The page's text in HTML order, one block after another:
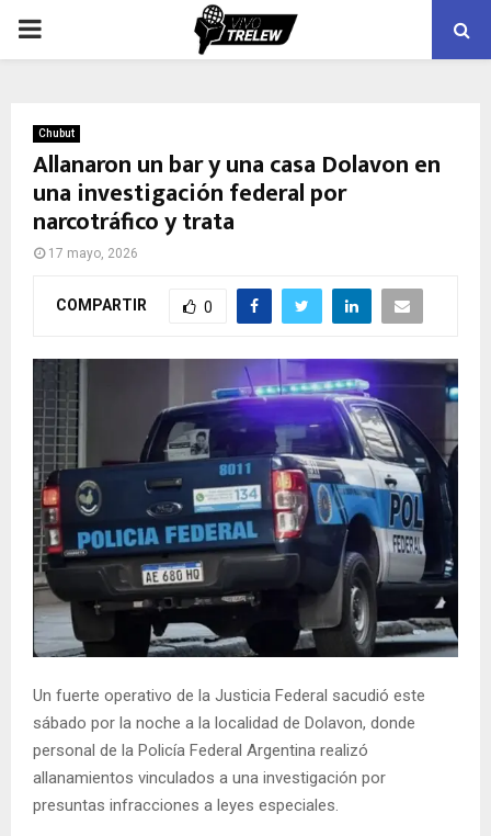
PRIMARY
Chubut
Allanaron un bar y una casa Dolavon en
una investigación federal por
narcotráfico y trata
17 mayo, 2026
COMPARTIR 0
Un fuerte operativo de la Justicia Federal sacudió este
sábado por la noche a la localidad de Dolavon, donde
personal de la Policía Federal Argentina realizó
allanamientos vinculados a una investigación por
presuntas infracciones a leyes especiales.